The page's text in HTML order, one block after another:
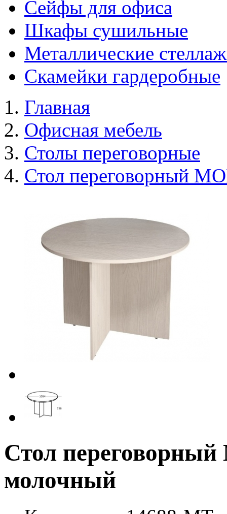
Сейфы для офиса
Шкафы сушильные
Металлические
Скамейки гардеробные
Главная
Офисная мебель
Столы переговорные
Стол переговорный
Стол
молочный